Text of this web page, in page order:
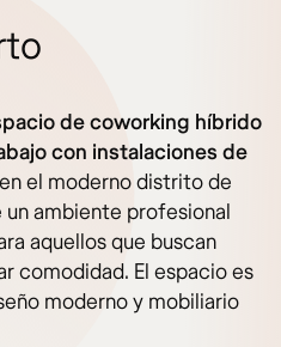
de coworking híbrido
con instalaciones de
el moderno distrito de
ambiente profesional
aquellos que buscan
comodidad. El espacio es
moderno y mobiliario